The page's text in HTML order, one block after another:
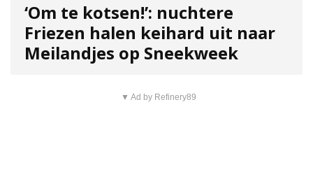
‘Om te kotsen!’: nuchtere
Friezen halen keihard uit naar
Meilandjes op Sneekweek
▼ Ad by Refinery89